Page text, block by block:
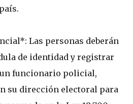
Las personas deberán
de identidad y registrar
funcionario policial,
su dirección electoral para